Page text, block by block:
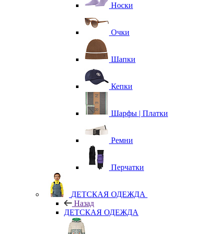
Носки
Очки
Шапки
Кепки
Шарфы | Платки
Ремни
Перчатки
ДЕТСКАЯ ОДЕЖДА
Назад
ДЕТСКАЯ ОДЕЖДА